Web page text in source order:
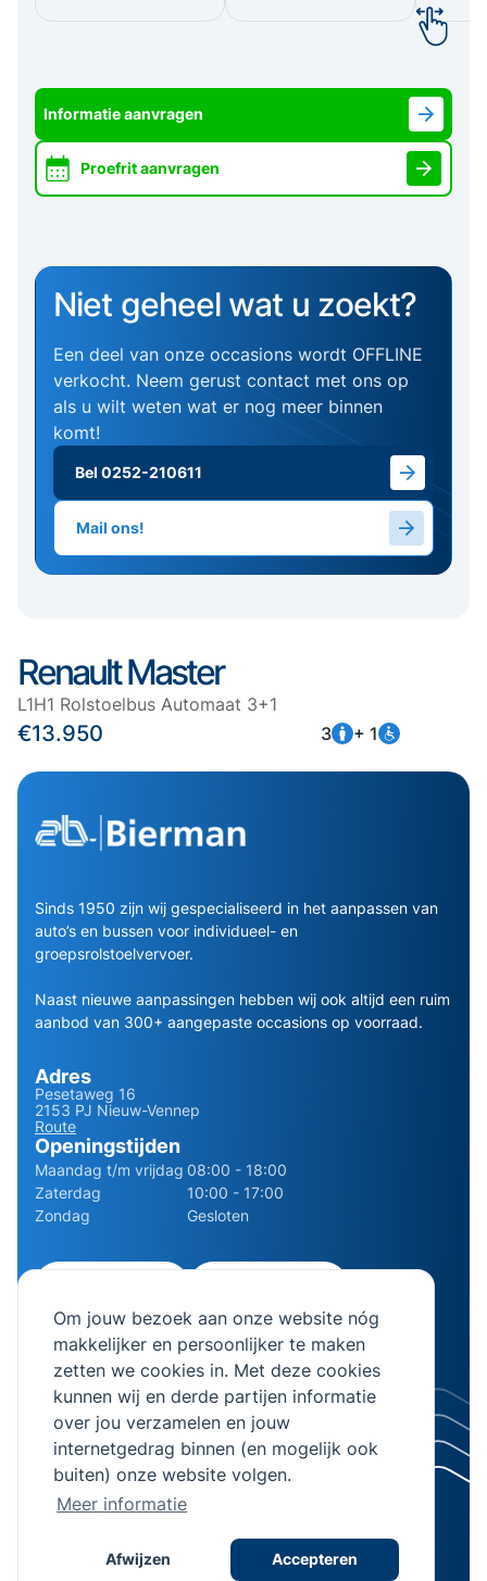
Om jouw bezoek aan onze website nóg
makkelijker en persoonlijker te maken
zetten we cookies in. Met deze cookies
kunnen wij en derde partijen informatie
over jou verzamelen en jouw
internetgedrag binnen (en mogelijk ook
buiten) onze website volgen.
Meer informatie
Afwijzen Accepteren
Informatie aanvragen
Proefrit aanvragen
Niet geheel wat u zoekt?
Een deel van onze occasions wordt OFFLINE
verkocht. Neem gerust contact met ons op
als u wilt weten wat er nog meer binnen
komt!
Bel 0252-210611
Mail ons!
Renault Master
L1H1 Rolstoelbus Automaat 3+1
€13.950 3 + 1
Sinds 1950 zijn wij gespecialiseerd in het aanpassen van
auto’s en bussen voor individueel- en
groepsrolstoelvervoer.
Naast nieuwe aanpassingen hebben wij ook altijd een ruim
aanbod van 300+ aangepaste occasions op voorraad.
Adres
Pesetaweg 16
2153 PJ Nieuw-Vennep
Route
Openingstijden
Maandag t/m vrijdag 08:00 - 18:00
Zaterdag
10:00 - 17:00
Zondag
Gesloten
info@bierman.eu
© 2026 AB Bierman. Alle rechten voorbehouden.
KVK Nummer 28064982
Algemene voorwaarden